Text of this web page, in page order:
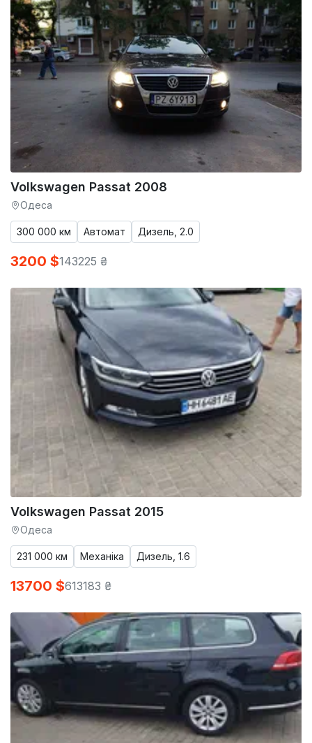
Volkswagen Passat 2008
Одеса
300 000 км Автомат Дизель, 2.0
3200 $143225 ₴
Volkswagen Passat 2015
Одеса
231 000 км Механіка Дизель, 1.6
13700 $613183 ₴